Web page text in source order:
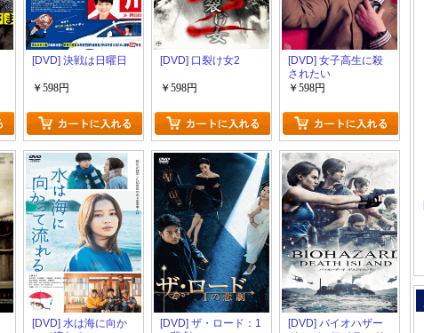
[DVD] 決戦は日曜日
￥598円
[DVD] 口裂け女2
￥598円
[DVD] 女子高生に殺
されたい
￥598円
[DVD] 水は海に向か
[DVD] ザ・ロード：1
[DVD] バイオハザー